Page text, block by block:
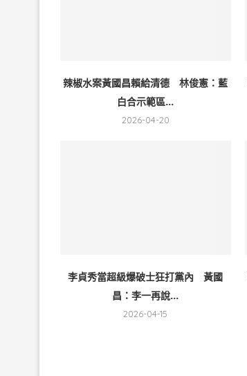
辣椒水案黃國昌賴給清德 林俊憲：藍
白合示範區...
2026-04-20
李貞秀當超級爆破士狂打黨內 黃國
昌：李一再說...
2026-04-15